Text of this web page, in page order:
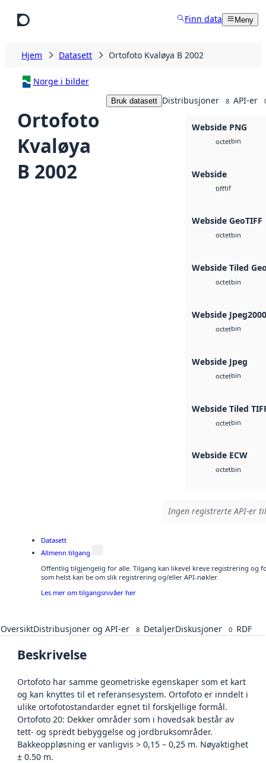
Finn data Meny
Hjem Datasett Ortofoto Kvaløya B 2002
Norge i bilder
Ortofoto
Kvaløya
B 2002
Bruk datasett Distribusjoner 8 API-er
Webside PNG
octetbin
Webside
tifftif
Webside GeoTIFF
octetbin
Webside Tiled
octetbin
Webside Jpeg2000
octetbin
Webside Jpeg
octetbin
Webside Tiled
octetbin
Webside ECW
octetbin
Ingen registrerte API-er
Datasett
Allmenn tilgang
Offentlig tilgjengelig for alle. Tilgang kan likevel kreve registrering og
som helst kan be om slik registrering og/eller API-nøkler.
Les mer om tilgangsnivåer her
OversiktDistribusjoner og API-er 8 DetaljerDiskusjoner 0 RDF
Beskrivelse
Ortofoto har samme geometriske egenskaper som et kart
og kan knyttes til et referansesystem. Ortofoto er inndelt i
ulike ortofotostandarder egnet til forskjellige formål.
Ortofoto 20: Dekker områder som i hovedsak består av
tett- og spredt bebyggelse og jordbruksområder.
Bakkeoppløsning er vanligvis > 0,15 – 0,25 m. Nøyaktighet
± 0.50 m.